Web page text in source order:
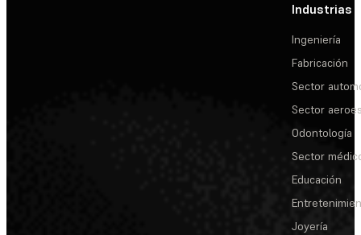
Industrias
Ingeniería
Fabricación
Sector
Sector
Odontología
Sector
Educación
Joyería